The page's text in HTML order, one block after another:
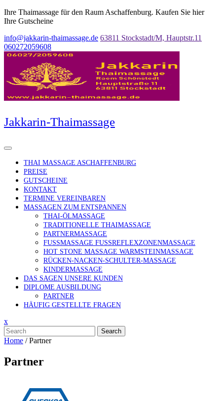
Ihre Thaimassage für den Raum Aschaffenburg. Kaufen Sie hier
Ihre Gutscheine
info@jakkarin-thaimassage.de 63811 Stockstadt/M, Hauptstr.11
060272059608
Jakkarin-Thaimassage
THAI MASSAGE ASCHAFFENBURG
PREISE
GUTSCHEINE
KONTAKT
TERMINE VEREINBAREN
MASSAGEN ZUM ENTSPANNEN
THAI-ÖLMASSAGE
TRADITIONELLE THAIMASSAGE
PARTNERMASSAGE
FUSSMASSAGE FUSSREFLEXZONENMASSAGE
HOT STONE MASSAGE WARMSTEINMASSAGE
RÜCKEN-NACKEN-SCHULTER-MASSAGE
KINDERMASSAGE
DAS SAGEN UNSERE KUNDEN
DIPLOME AUSBILDUNG
PARTNER
HÄUFIG GESTELLTE FRAGEN
x
Search
Home /Partner
Partner